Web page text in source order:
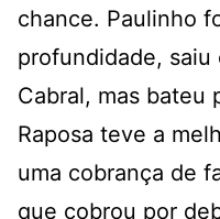
chance. Paulinho
profundidade, saiu
Cabral, mas bateu
Raposa teve a
uma cobrança de
que cobrou por